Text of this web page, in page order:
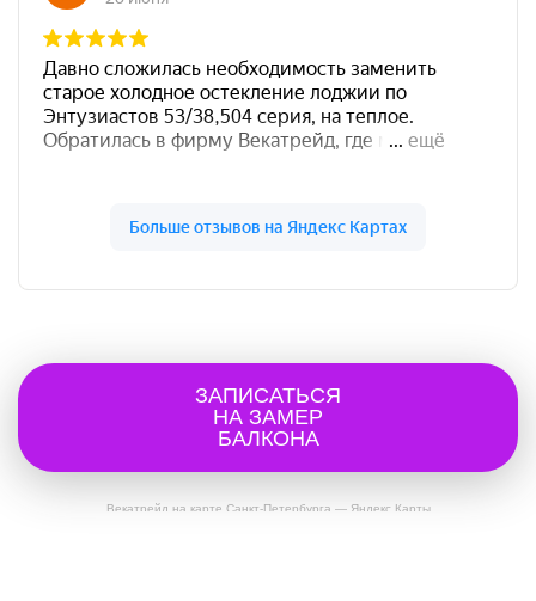
Векатрейд на карте Санкт‑Петербурга — Яндекс Карты
ЗАПИСАТЬСЯ
НА ЗАМЕР
БАЛКОНА